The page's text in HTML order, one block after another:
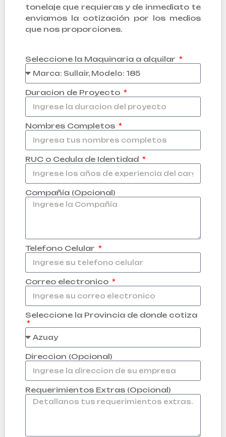
tonelaje que requieras y de inmediato te
enviamos la cotización por los medios
que nos proporciones.
Seleccione la Maquinaria a alquilar
Duracion de Proyecto
Nombres Completos
RUC o Cedula de Identidad
Compañía (Opcional)
Telefono Celular
Correo electronico
Seleccione la Provincia de donde cotiza
Direccion (Opcional)
Requerimientos Extras (Opcional)